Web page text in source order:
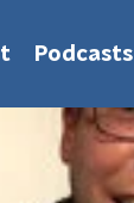
Podcasts